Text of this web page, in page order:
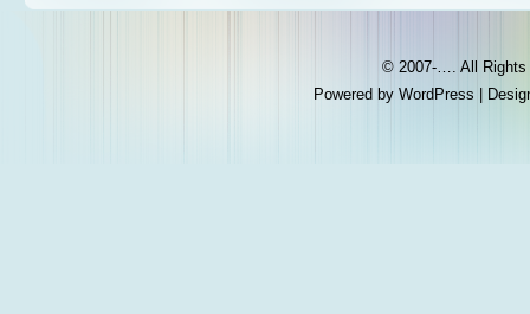
© 2007-…. All
Powered by WordPress |